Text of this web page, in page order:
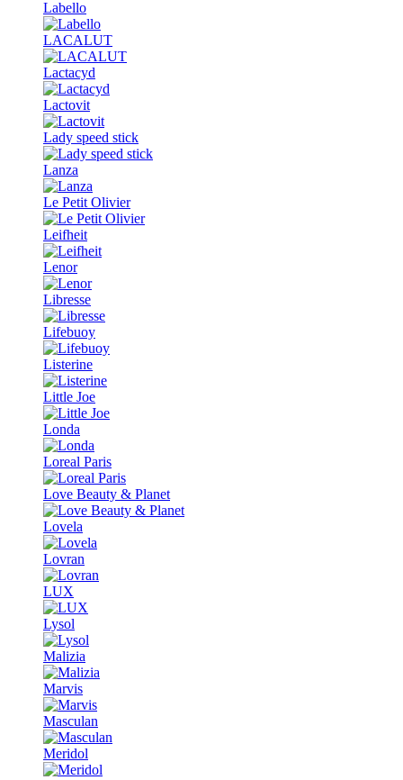
Labello
LACALUT
Lactacyd
Lactovit
Lady speed stick
Lanza
Le Petit Olivier
Leifheit
Lenor
Libresse
Lifebuoy
Listerine
Little Joe
Londa
Loreal Paris
Love Beauty & Planet
Lovela
Lovran
LUX
Lysol
Malizia
Marvis
Masculan
Meridol